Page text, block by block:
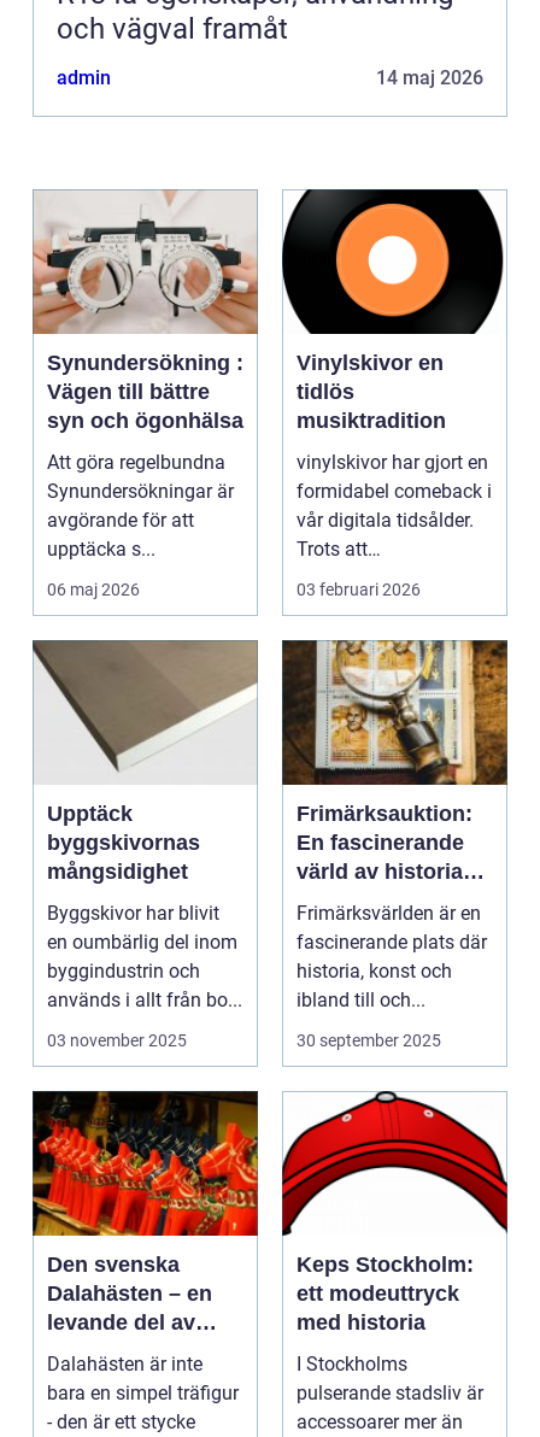
och vägval framåt
admin 14 maj 2026
Synundersökning :
Vägen till bättre
syn och ögonhälsa
Att göra regelbundna
Synundersökningar är
avgörande för att
upptäcka s...
06 maj 2026
Vinylskivor en
tidlös
musiktradition
vinylskivor har gjort en
formidabel comeback i
vår digitala tidsålder.
Trots att
musikstreaming är m...
03 februari 2026
Upptäck
byggskivornas
mångsidighet
Byggskivor har blivit
en oumbärlig del inom
byggindustrin och
används i allt från bo...
03 november 2025
Frimärksauktion:
En fascinerande
värld av historia
och samlande
Frimärksvärlden är en
fascinerande plats där
historia, konst och
ibland till och...
30 september 2025
Den svenska
Dalahästen – en
levande del av
Sveriges
kulturhistoria.
Dalahästen är inte
bara en simpel träfigur
- den är ett stycke
Keps Stockholm:
ett modeuttryck
med historia
I Stockholms
pulserande stadsliv är
accessoarer mer än